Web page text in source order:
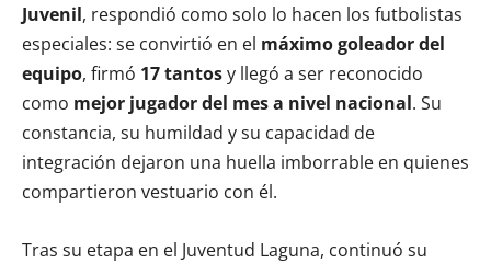
Juvenil, respondió como solo lo hacen los futbolistas
especiales: se convirtió en el máximo goleador del
equipo, firmó 17 tantosy llegó a ser reconocido
como mejor jugador del mes a nivel nacional. Su
constancia, su humildad y su capacidad de
integración dejaron una huella imborrable en quienes
compartieron vestuario con él.
Tras su etapa en el Juventud Laguna, continuó su